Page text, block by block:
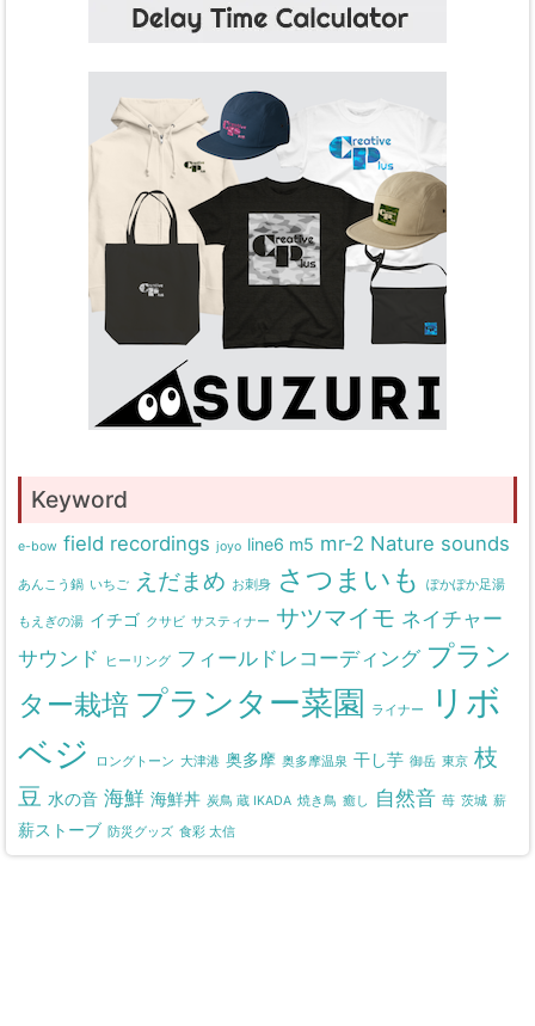
Keyword
e-bow field recordings joyo line6 m5 mr-2 Nature sounds
あんこう鍋 いちご えだまめ お刺身 さつまいも ぽかぽか足湯
もえぎの湯 イチゴ クサビ サスティナー サツマイモ ネイチャー
サウンド
ヒーリング フィールドレコーディング プラン
ター栽培 プランター菜園 ライナー
リボ
ベジ
ロングトーン 大津港 奥多摩 奥多摩温泉 干し芋 御岳 東京 枝
豆 水の音 海鮮 海鮮丼 炭鳥 蔵 IKADA 焼き鳥 癒し 自然音 苺 茨城 薪
薪ストーブ 防災グッズ 食彩 太信